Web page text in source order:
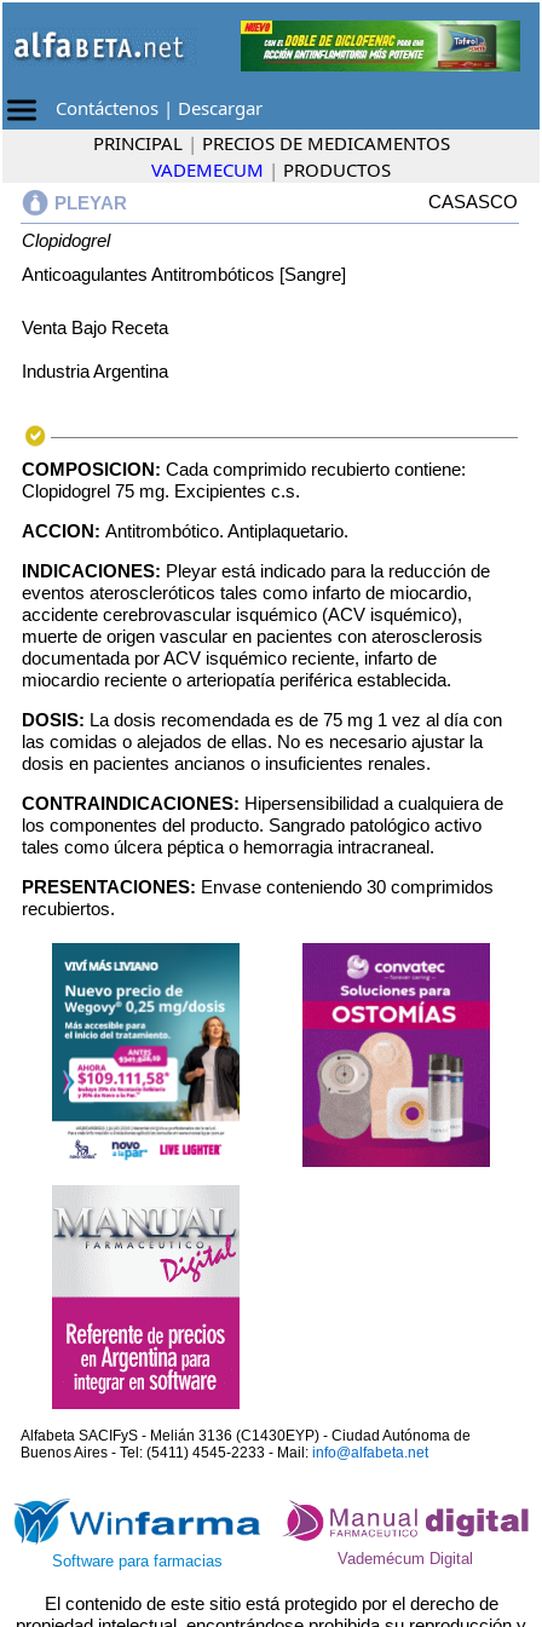
Contáctenos | Descargar
PRINCIPAL | PRECIOS DE MEDICAMENTOS
VADEMECUM | PRODUCTOS
PLEYAR
CASASCO
Clopidogrel
Anticoagulantes Antitrombóticos [Sangre]
Venta Bajo Receta
Industria Argentina
COMPOSICION: Cada comprimido recubierto contiene:
Clopidogrel 75 mg. Excipientes c.s.
ACCION: Antitrombótico. Antiplaquetario.
INDICACIONES: Pleyar está indicado para la reducción de
eventos ateroscleróticos tales como infarto de miocardio,
accidente cerebrovascular isquémico (ACV isquémico),
muerte de origen vascular en pacientes con aterosclerosis
documentada por ACV isquémico reciente, infarto de
miocardio reciente o arteriopatía periférica establecida.
DOSIS: La dosis recomendada es de 75 mg 1 vez al día con
las comidas o alejados de ellas. No es necesario ajustar la
dosis en pacientes ancianos o insuficientes renales.
CONTRAINDICACIONES: Hipersensibilidad a cualquiera de
los componentes del producto. Sangrado patológico activo
tales como úlcera péptica o hemorragia intracraneal.
PRESENTACIONES: Envase conteniendo 30 comprimidos
recubiertos.
Alfabeta SACIFyS - Melián 3136 (C1430EYP) - Ciudad Autónoma de
Buenos Aires - Tel: (5411) 4545-2233 - Mail: info@alfabeta.net
Software para farmacias Vademécum Digital
El contenido de este sitio está protegido por el derecho de